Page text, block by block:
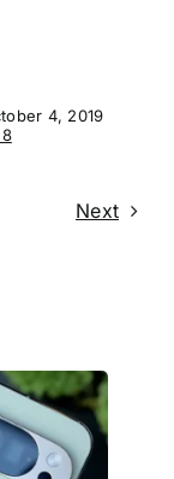
4, 2019
Next